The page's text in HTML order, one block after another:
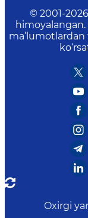
© 2001-2026
Oxirgi